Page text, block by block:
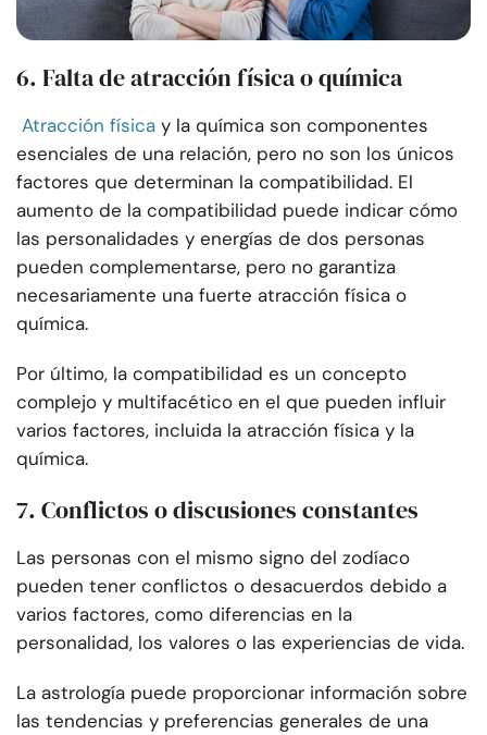
6. Falta de atracción física o química
Atracción física y la química son componentes
esenciales de una relación, pero no son los únicos
factores que determinan la compatibilidad. El
aumento de la compatibilidad puede indicar cómo
las personalidades y energías de dos personas
pueden complementarse, pero no garantiza
necesariamente una fuerte atracción física o
química.
Por último, la compatibilidad es un concepto
complejo y multifacético en el que pueden influir
varios factores, incluida la atracción física y la
química.
7. Conflictos o discusiones constantes
Las personas con el mismo signo del zodíaco
pueden tener conflictos o desacuerdos debido a
varios factores, como diferencias en la
personalidad, los valores o las experiencias de vida.
La astrología puede proporcionar información sobre
las tendencias y preferencias generales de una